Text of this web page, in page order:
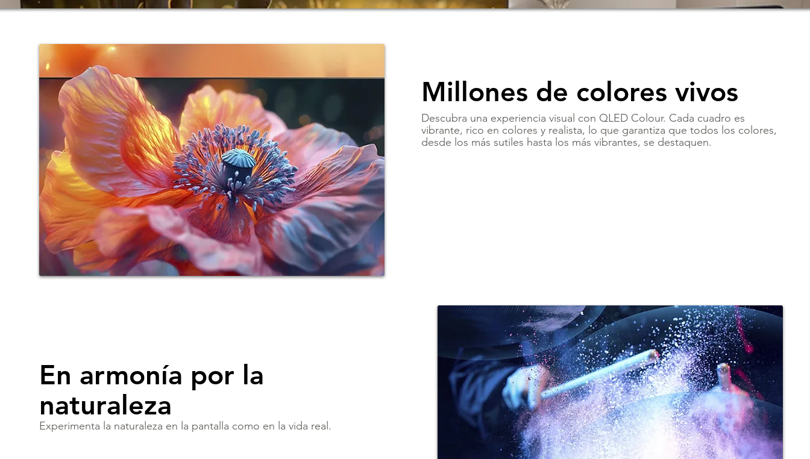
Millones de colores vivos
Descubra una experiencia visual con QLED Colour. Cada cuadro es
vibrante, rico en colores y realista, lo que garantiza que todos los colores,
desde los más sutiles hasta los más vibrantes, se destaquen.
En armonía por la
naturaleza
Experimenta la naturaleza en la pantalla como en la vida real.